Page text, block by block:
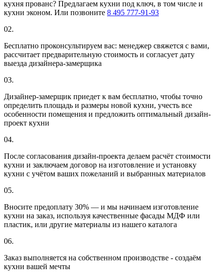
кухня прованс? Предлагаем кухни под ключ, в том числе и
кухни эконом. Или позвоните 8 495 777-91-93
02.
Бесплатно проконсультируем вас: менеджер свяжется с вами,
рассчитает предварительную стоимость и согласует дату
выезда дизайнера-замерщика
03.
Дизайнер-замерщик приедет к вам бесплатно, чтобы точно
определить площадь и размеры новой кухни, учесть все
особенности помещения и предложить оптимальный дизайн-
проект кухни
04.
После согласования дизайн-проекта делаем расчёт стоимости
кухни и заключаем договор на изготовление и установку
кухни с учётом ваших пожеланий и выбранных материалов
05.
Вносите предоплату 30% — и мы начинаем изготовление
кухни на заказ, используя качественные фасады МДФ или
пластик, или другие материалы из нашего каталога
06.
Заказ выполняется на собственном производстве - создаём
кухни вашей мечты